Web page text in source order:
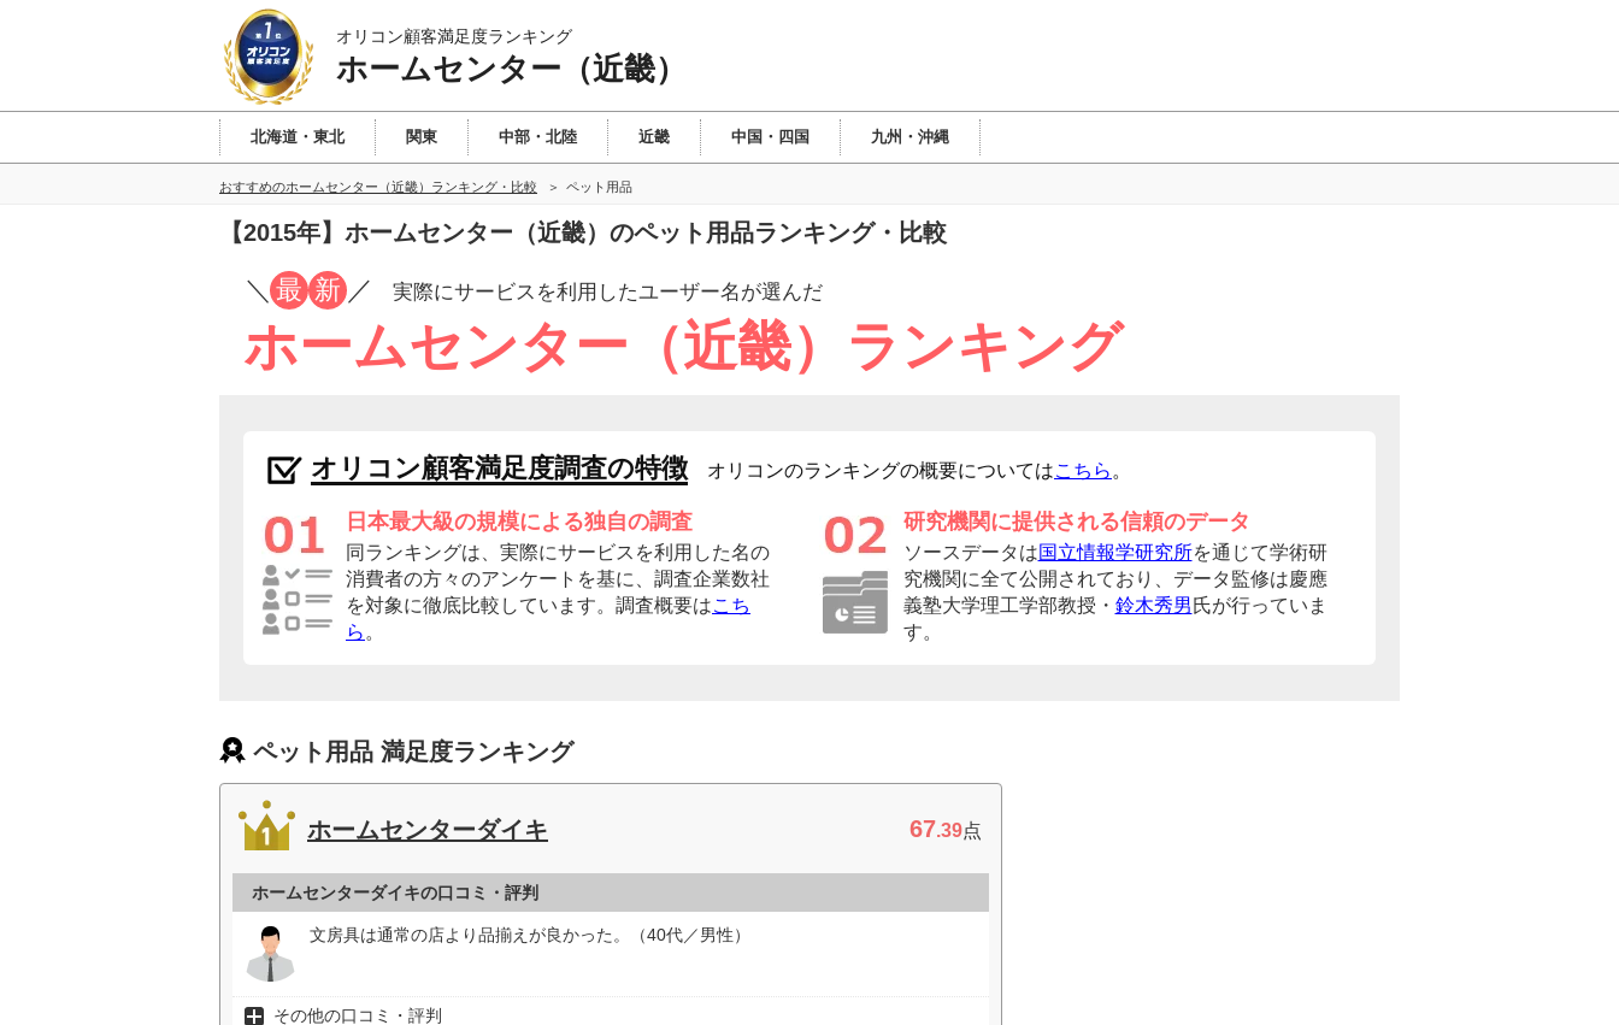
オリコン顧客満足度ランキング
ホームセンター（近畿）
北海道・東北 関東 中部・北陸 近畿 中国・四国 九州・沖縄
おすすめのホームセンター（近畿）ランキング・比較 ペット用品
【2015年】ホームセンター（近畿）のペット用品ランキング・比較
／ 最 新 ／ 実際にサービスを利用したユーザー名が選んだ
ホームセンター（近畿）ランキング
オリコン顧客満足度調査の特徴 オリコンのランキングの概要についてはこちら 。
日本最大級の規模による独自の調査
同ランキングは、実際にサービスを利用した名の
消費者の方々のアンケートを基に、調査企業数社
を対象に徹底比較しています。調査概要はこち
ら 。
研究機関に提供される信頼のデータ
ソースデータは国立情報学研究所を通じて学術研
究機関に全て公開されており、データ監修は慶應
義塾大学理工学部教授・ 鈴木秀男 氏が行っていま
す。
ペット用品 満足度ランキング
ホームセンターダイキ 67.39点
ホームセンターダイキの口コミ・評判
文房具は通常の店より品揃えが良かった。（40代／男性）
その他の口コミ・評判